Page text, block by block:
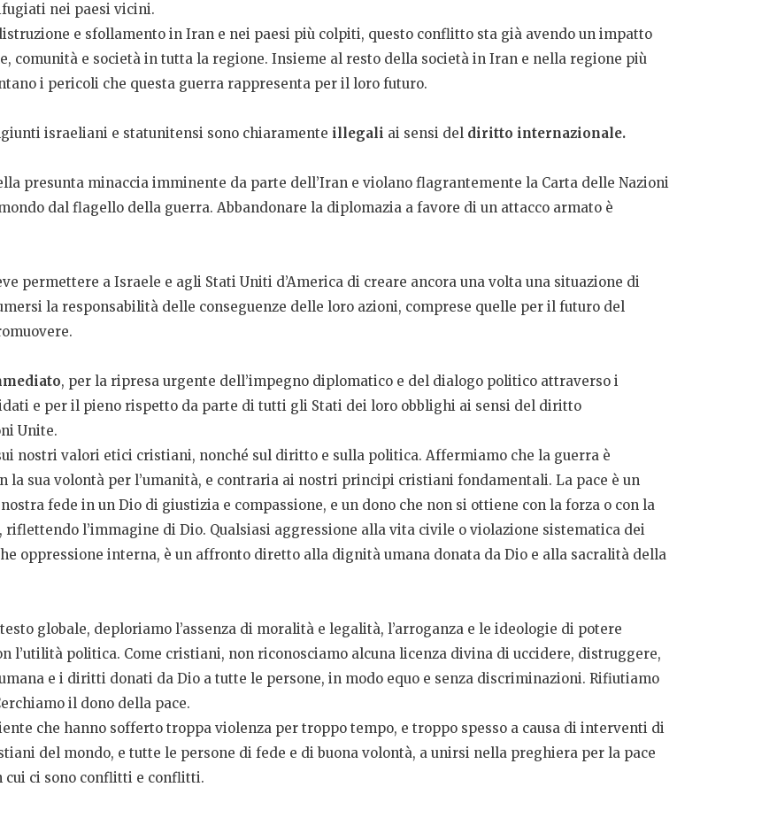
nei paesi vicini.
e sfollamento in Iran e nei paesi più colpiti, questo conflitto sta già avendo un impatto
comunità e società in tutta la regione. Insieme al resto della società in Iran e nella regione più
i pericoli che questa guerra rappresenta per il loro futuro.
israeliani e statunitensi sono chiaramente illegali ai sensi del diritto internazionale.
presunta minaccia imminente da parte dell’Iran e violano flagrantemente la Carta delle Nazioni
dal flagello della guerra. Abbandonare la diplomazia a favore di un attacco armato è
permettere a Israele e agli Stati Uniti d’America di creare ancora una volta una situazione di
la responsabilità delle conseguenze delle loro azioni, comprese quelle per il futuro del
, per la ripresa urgente dell’impegno diplomatico e del dialogo politico attraverso i
e per il pieno rispetto da parte di tutti gli Stati dei loro obblighi ai sensi del diritto
Unite.
nostri valori etici cristiani, nonché sul diritto e sulla politica. Affermiamo che la guerra è
la sua volontà per l’umanità, e contraria ai nostri principi cristiani fondamentali. La pace è un
fede in un Dio di giustizia e compassione, e un dono che non si ottiene con la forza o con la
l’immagine di Dio. Qualsiasi aggressione alla vita civile o violazione sistematica dei
oppressione interna, è un affronto diretto alla dignità umana donata da Dio e alla sacralità della
globale, deploriamo l’assenza di moralità e legalità, l’arroganza e le ideologie di potere
l’utilità politica. Come cristiani, non riconosciamo alcuna licenza divina di uccidere, distruggere,
e i diritti donati da Dio a tutte le persone, in modo equo e senza discriminazioni. Rifiutiamo
il dono della pace.
che hanno sofferto troppa violenza per troppo tempo, e troppo spesso a causa di interventi di
del mondo, e tutte le persone di fede e di buona volontà, a unirsi nella preghiera per la pace
cui ci sono conflitti e conflitti.